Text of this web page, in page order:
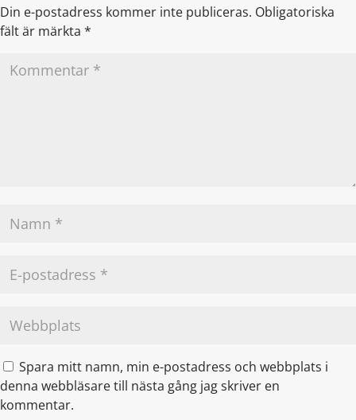
Din e-postadress kommer inte publiceras. Obligatoriska
fält är märkta *
Spara mitt namn, min e-postadress och webbplats i
denna webbläsare till nästa gång jag skriver en
kommentar.